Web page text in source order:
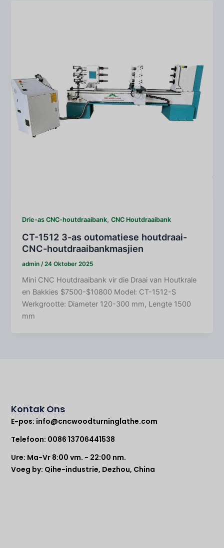
Drie-as CNC-houtdraaibank,CNC Houtdraaibank
CT-1512 3-as outomatiese houtdraai-
CNC-houtdraaibankmasjien
admin /24 Oktober 2025
Mini CNC Houtdraaibank vir die Draai van Houtkrale
en Bakkies $7500-$10800 Model: CT-1512-S
Werkgrootte: Diameter 120-300 mm, Lengte 1500
mm
Kontak Ons
E-pos: info@cncwoodturninglathe.com
Telefoon: 0086 13706441538
Ure: Ma-Vr 8:00 vm. - 22:00 nm.
Voeg by: Qihe-industrie, Dezhou, China